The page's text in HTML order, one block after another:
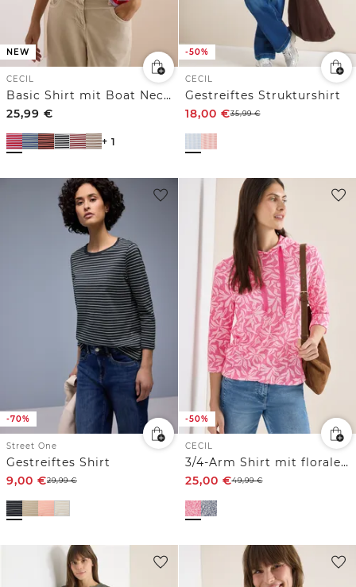
NEW
CECIL
Basic Shirt mit Boat Neck und Streifen
25,99 €
+ 1
-50%
CECIL
Gestreiftes Strukturshirt
18,00 €35,99€
-70%
Street One
Gestreiftes Shirt
9,00 €29,99€
-50%
CECIL
3/4-Arm Shirt mit floralem Print
25,00 €49,99€